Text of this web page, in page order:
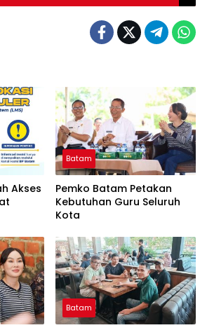
Akses
Batam
Pemko Batam Petakan
Kebutuhan Guru Seluruh
Kota
Batam